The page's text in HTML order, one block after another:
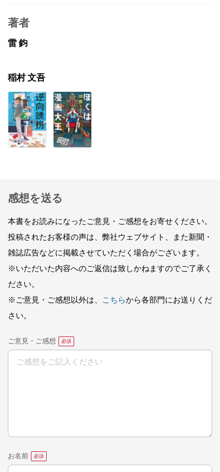
著者
雷 鈞
稲村 文吾
感想を送る
本書をお読みになったご意見・ご感想をお寄せください。
投稿されたお客様の声は、弊社ウェブサイト、また新聞・
雑誌広告などに掲載させていただく場合がございます。
※いただいた内容へのご返信は致しかねますのでご了承く
ださい。
※ご意見・ご感想以外は、
こちらから各部門にお送りくだ
さい。
ご意見・ご感想
お名前